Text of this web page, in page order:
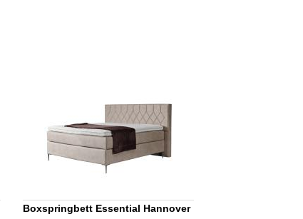
Boxspringbett Essential Hannover